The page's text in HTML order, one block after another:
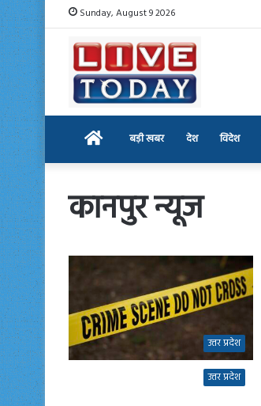
Sunday, August 9 2026
Home बड़ी खबर देश विदेश
कानपुर न्यूज
उत्तर प्रदेश
उत्तर प्रदेश